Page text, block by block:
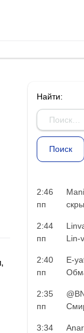
Найти:
2:46
пп
2:44
пп
Lin-
2:40
пп
E-
2:35
пп
3:34